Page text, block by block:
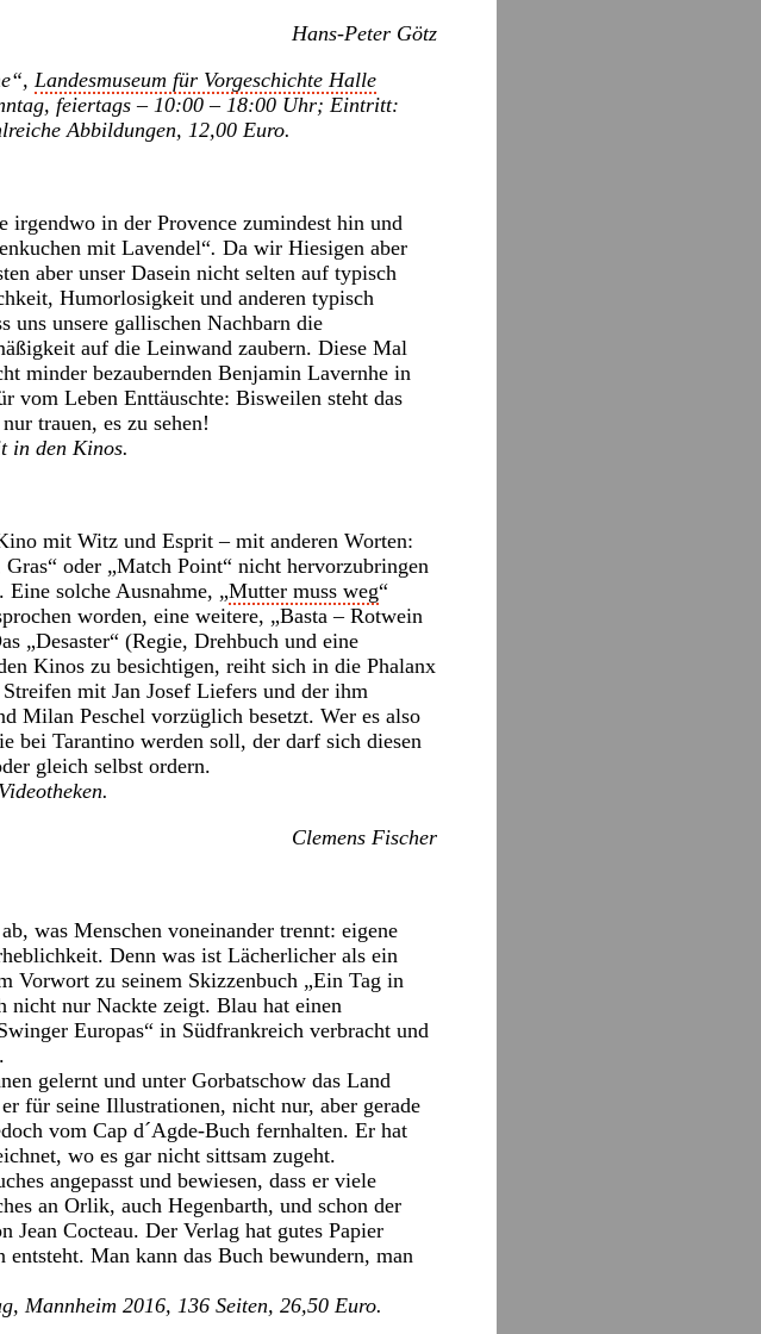
Hans-Peter Götz
Landesmuseum für Vorgeschichte Halle
feiertags – 10:00 – 18:00 Uhr; Eintritt:
Abbildungen, 12,00 Euro.
irgendwo in der Provence zumindest hin und
mit Lavendel“. Da wir Hiesigen aber
aber unser Dasein nicht selten auf typisch
Humorlosigkeit und anderen typisch
uns unsere gallischen Nachbarn die
auf die Leinwand zaubern. Diese Mal
minder bezaubernden Benjamin Lavernhe in
vom Leben Enttäuschte: Bisweilen steht das
trauen, es zu sehen!
in den Kinos.
mit Witz und Esprit – mit anderen Worten:
oder „Match Point“ nicht hervorzubringen
solche Ausnahme, „Mutter muss weg“
worden, eine weitere, „Basta – Rotwein
„Desaster“ (Regie, Drehbuch und eine
Kinos zu besichtigen, reiht sich in die Phalanx
mit Jan Josef Liefers und der ihm
Milan Peschel vorzüglich besetzt. Wer es also
bei Tarantino werden soll, der darf sich diesen
gleich selbst ordern.
Clemens Fischer
was Menschen voneinander trennt: eigene
Denn was ist Lächerlicher als ein
Vorwort zu seinem Skizzenbuch „Ein Tag in
nicht nur Nackte zeigt. Blau hat einen
Europas“ in Südfrankreich verbracht und
gelernt und unter Gorbatschow das Land
für seine Illustrationen, nicht nur, aber gerade
vom Cap d´Agde-Buch fernhalten. Er hat
wo es gar nicht sittsam zugeht.
angepasst und bewiesen, dass er viele
an Orlik, auch Hegenbarth, und schon der
Jean Cocteau. Der Verlag hat gutes Papier
entsteht. Man kann das Buch bewundern, man
Mannheim 2016, 136 Seiten, 26,50 Euro.